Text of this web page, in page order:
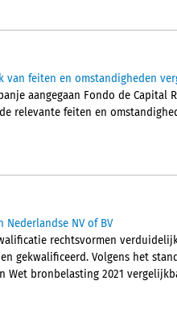
van feiten en omstandigheden
aangegaan Fondo de Capital
relevante feiten en
Nederlandse NV of BV
rechtsvormen
gekwalificeerd. Volgens het
Wet bronbelasting 2021